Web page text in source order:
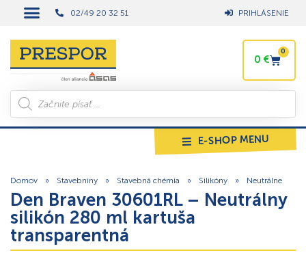
02/49 20 32 51 PRIHLÁSENIE
0 €
0
E-SHOP MENU
Domov » Stavebniny » Stavebná chémia » Silikóny » Neutrálne
Den Braven 30601RL – Neutrálny
silikón 280 ml kartuša
transparentná